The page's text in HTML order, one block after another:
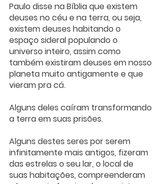
Paulo disse na Bíblia que existem
deuses no céu e na terra, ou seja,
existem deuses habitando o
espaço sideral populando o
universo inteiro, assim como
também existiram deuses em nosso
planeta muito antigamente e que
vieram pra cá.
Alguns deles caíram transformando
a terra em suas prisões.
Alguns destes seres por serem
infinitamente mais antigos, fizeram
das estrelas o seu lar, o local de
suas habitações, compreenderam